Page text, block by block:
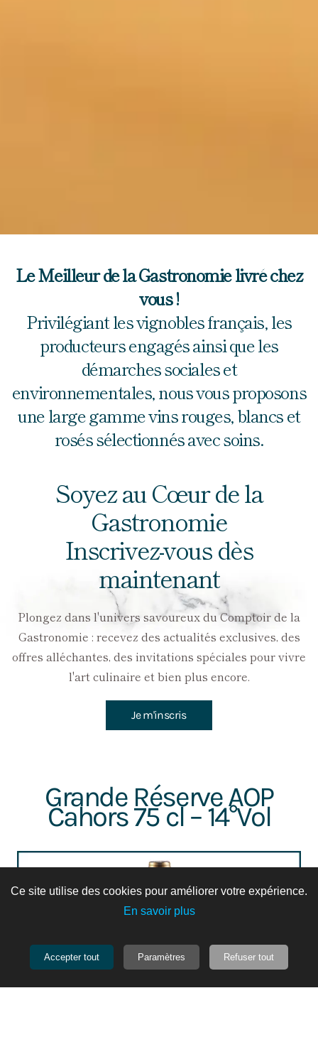
Le Meilleur de la Gastronomie livré chez
vous !
Privilégiant les vignobles français, les
producteurs engagés ainsi que les
démarches sociales et
environnementales, nous vous proposons
une large gamme vins rouges, blancs et
rosés sélectionnés avec soins.
Soyez au Cœur de la
Gastronomie
Inscrivez-vous dès
maintenant
Plongez dans l'univers savoureux du Comptoir de la
Gastronomie : recevez des actualités exclusives, des
offres alléchantes, des invitations spéciales pour vivre
l'art culinaire et bien plus encore.
Je m'inscris
Grande Réserve AOP
Cahors 75 cl – 14°Vol
Ce site utilise des cookies pour améliorer votre expérience.
En savoir plus
Accepter tout Paramètres Refuser tout